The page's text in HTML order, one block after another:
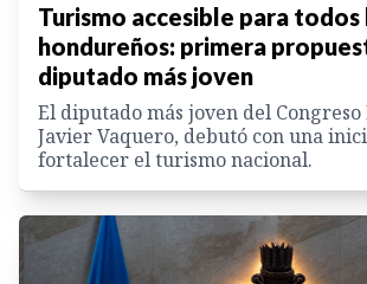
Turismo accesible para todos
hondureños: primera
diputado más joven
El diputado más joven del Congreso
Javier Vaquero, debutó con una
fortalecer el turismo nacional.